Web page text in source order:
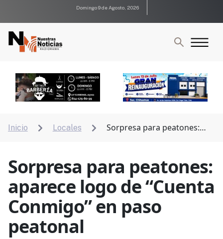
Domingo 9 de Agosto, 2026
Inicio  Locales 
Sorpresa para peatones:
Sorpresa para peatones:
aparece logo de “Cuenta
Conmigo” en paso
peatonal